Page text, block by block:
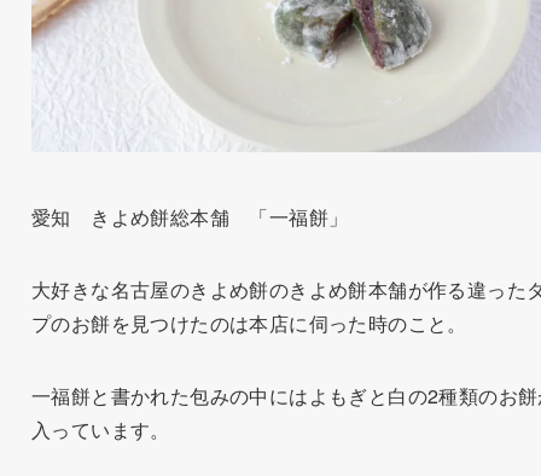
愛知 きよめ餅総本舗 「一福餅」
大好きな名古屋のきよめ餅のきよめ餅本舗が作る違った
プのお餅を見つけたのは本店に伺った時のこと。
一福餅と書かれた包みの中にはよもぎと白の2種類のお
入っています。